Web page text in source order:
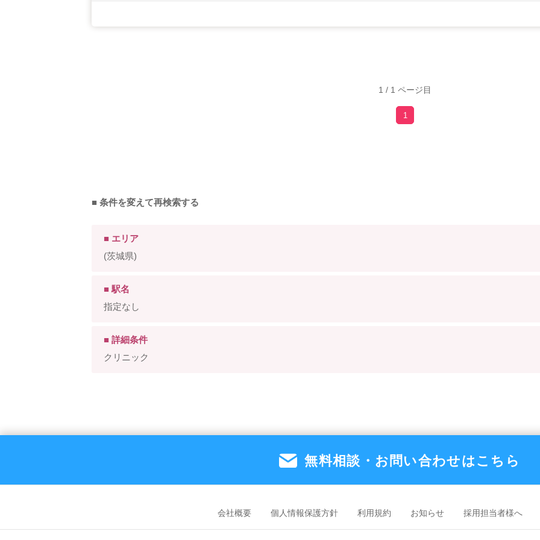
1 / 1 ページ目
1
■ 条件を変えて再検索する
■ エリア
(茨城県)
■ 駅名
指定なし
■ 詳細条件
クリニック
無料相談・お問い合わせはこちら
会社概要 個人情報保護方針 利用規約 お知らせ 採用担当者様へ